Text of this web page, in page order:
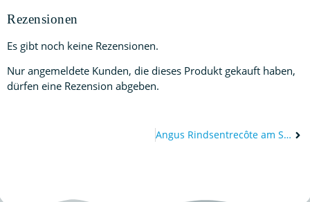
Rezensionen
Es gibt noch keine Rezensionen.
Nur angemeldete Kunden, die dieses Produkt gekauft haben,
dürfen eine Rezension abgeben.
Angus Rindsentrecôte am Stück